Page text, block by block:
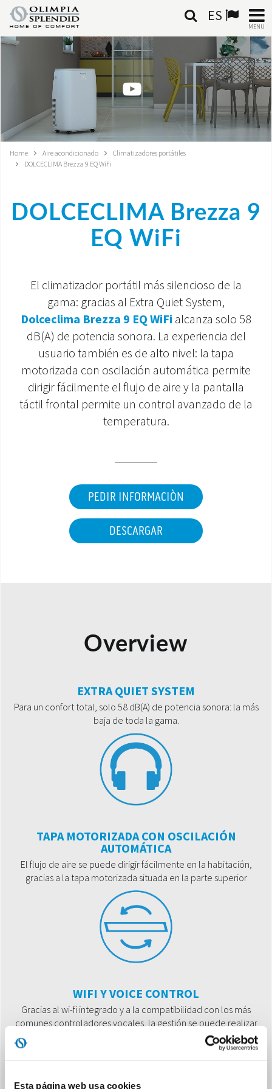
Esta página web usa cookies
ES
MENU
AIRE ACONDICIONADO
CALEFACCIÓN
SISTEMAS INTEGRADOS
CONTACTA CON NOSOTROS
ÁREA DE DESCARGA
Home Aire acondicionado
Climatizadores portátiles
DOLCECLIMA Brezza 9 EQ WiFi
DOLCECLIMA Brezza 9
EQ WiFi
El climatizador portátil más silencioso de la
gama: gracias al Extra Quiet System,
Dolceclima Brezza 9 EQ WiFi alcanza solo 58
dB(A) de potencia sonora. La experiencia del
usuario también es de alto nivel: la tapa
motorizada con oscilación automática permite
dirigir fácilmente el flujo de aire y la pantalla
táctil frontal permite un control avanzado de la
temperatura.
PEDIR INFORMACIÒN
DESCARGAR
Overview
EXTRA QUIET SYSTEM
Para un confort total, solo 58 dB(A) de potencia sonora: la más
baja de toda la gama.
TAPA MOTORIZADA CON OSCILACIÓN
AUTOMÁTICA
El flujo de aire se puede dirigir fácilmente en la habitación,
gracias a la tapa motorizada situada en la parte superior
WIFI Y VOICE CONTROL
Gracias al wi-fi integrado y a la compatibilidad con los más
comunes controladores vocales, la gestión se puede realizar
ya sea a través de la voz o con la app dedicada.